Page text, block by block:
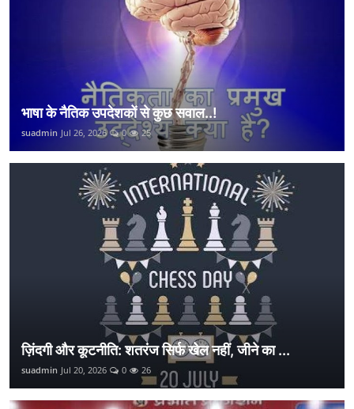
भाषा के नैतिक उपदेशकों से कुछ सवाल..!
suadmin Jul 26, 2026 0 25
ज़िंदगी और कूटनीति: शतरंज सिर्फ खेल नहीं, जीने का ...
suadmin Jul 20, 2026 0 26